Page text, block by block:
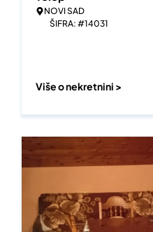
NOVI SAD
ŠIFRA: #14031
Više o nekretnini >